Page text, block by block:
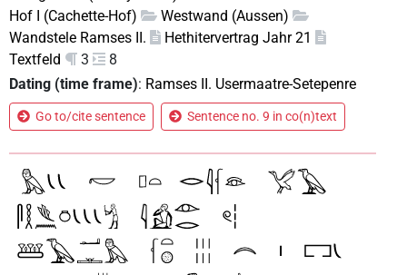
Hof I (Cachette-Hof)
Westwand (Aussen)
Wandstele Ramses II.
Hethitervertrag Jahr 21
Textfeld
3
8
Dating (time frame): Ramses II. Usermaatre-Setepenre
Go to/cite sentence Sentence no. 9 in co(n)text